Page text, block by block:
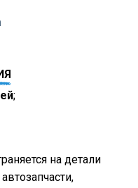
;
на детали